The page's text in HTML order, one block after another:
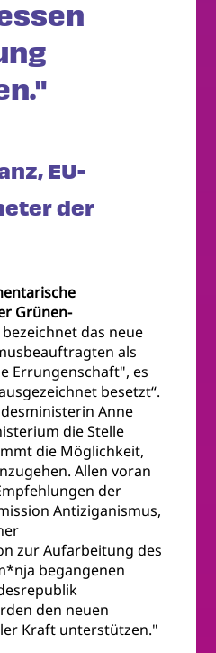
EU-
der
Grünen-
bezeichnet das neue
als
Errungenschaft", es
besetzt“.
Anne
die Stelle
die Möglichkeit,
Allen voran
der
Antiziganismus,
zur Aufarbeitung des
begangenen
den neuen
Kraft unterstützen."